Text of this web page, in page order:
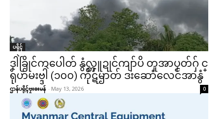
ပရိုၚ်
ဒၞါဲခြိုင်ကပေါတ် နွံလ္တူဍုင်ကျာ်ပိ တူအာပၟတ်ဂှ် င္
ရုဟ်မးဗ္ဒါဲ (၁၀၀) ကိုဋ်ၝာတ် ဒးဆောံလေင်အာနွံ
ဌာန်ပရိုၚ်ဗၠးၜးမန် - May 13, 2026 0